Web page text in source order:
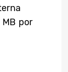
por